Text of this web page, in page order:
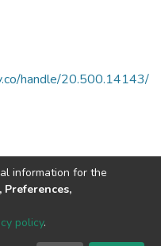
handle/20.500.14143/
2002-2026
information for the
policy.